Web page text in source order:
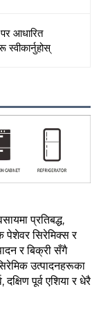
आधारित
स्वीकार्नुहोस्
प्रतिबद्ध,
पेशेवर सिरेमिक्स र
र बिक्री सँगै
उत्पादनहरूका
पूर्व एशिया र धेरै